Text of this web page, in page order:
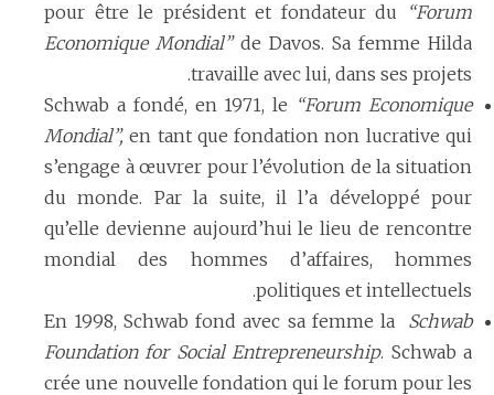
pour être le président et fondateur du
“Forum
Economique Mondial”de Davos. Sa femme Hilda
travaille avec lui, dans ses projets.
Schwab a fondé, en 1971, le “Forum Economique
Mondial”,en tant que fondation non lucrative qui
s’engage à œuvrer pour l’évolution de la situation
du monde. Par la suite, il l’a développé pour
qu’elle devienne aujourd’hui le lieu de rencontre
mondial des hommes d’affaires, hommes
politiques et intellectuels.
En 1998, Schwab fond avec sa femme la Schwab
Foundation for Social Entrepreneurship. Schwab a
crée une nouvelle fondation qui le forum pour les